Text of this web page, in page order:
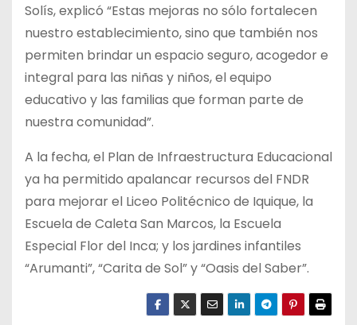
Solís, explicó “Estas mejoras no sólo fortalecen
nuestro establecimiento, sino que también nos
permiten brindar un espacio seguro, acogedor e
integral para las niñas y niños, el equipo
educativo y las familias que forman parte de
nuestra comunidad”.
A la fecha, el Plan de Infraestructura Educacional
ya ha permitido apalancar recursos del FNDR
para mejorar el Liceo Politécnico de Iquique, la
Escuela de Caleta San Marcos, la Escuela
Especial Flor del Inca; y los jardines infantiles
“Arumanti”, “Carita de Sol” y “Oasis del Saber”.